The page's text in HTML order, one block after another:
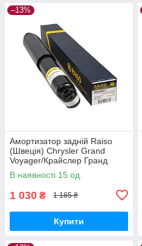
–13%
Амортизатор задній Raiso
(Швеція) Chrysler Grand
Voyager/Крайслер Гранд
Вояжер 99-08 #RS200687
UANWSFO17
В наявності 15 од.
1 030 ₴ 1 185 ₴
Купити